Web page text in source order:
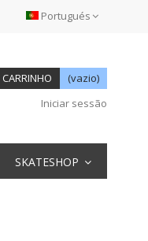
Portugués
CARRINHO
(vazio)
Iniciar sessão
SKATESHOP